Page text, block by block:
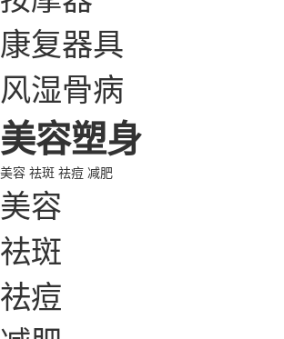
康复器具
风湿骨病
美容塑身
美容 祛斑 祛痘 减肥
美容
祛斑
祛痘